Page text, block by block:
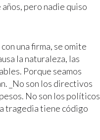
pero nadie quiso
una firma, se omite
la naturaleza, las
Porque seamos
_No son los directivos
No son los políticos
tragedia tiene código